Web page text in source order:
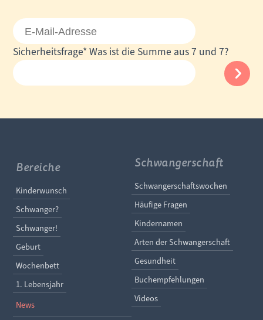
E-
Mail-
Adresse
Pflichtfeld
Sicherheitsfrage* Was ist die Summe aus 7 und 7?
Bereiche
Navigation überspringen
Kinderwunsch
Schwanger?
Schwanger!
Geburt
Wochenbett
1. Lebensjahr
News
Schwangerschaft
Navigation
Schwangerschaftswochen
Häufige Fragen
Kindernamen
Arten der Schwangerschaft
Gesundheit
Buchempfehlungen
Videos